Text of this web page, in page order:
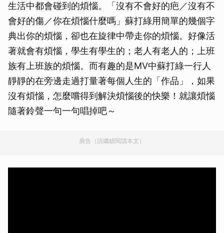
生活中都會碰到的煩惱。「沒有不會好的疤／沒有不
會好的傷／你在煩惱什麼嗎」蘇打綠用簡單的幾個字
典出你的煩惱，卻也在旋律中帶走你的煩惱。好像活
著就會有煩惱，學生有學生的；老人有老人的；上班
族有上班族的煩惱。而有趣的是MV中蘇打綠一行人
靜靜的在旁邊走過打量著每個人生的「作品」，如果
沒有煩惱，怎麼嚐得到解決煩惱後的快樂！就讓煩惱
隨著鈴聲一句一句唱掉吧～
廣告（請繼續閱讀本文）